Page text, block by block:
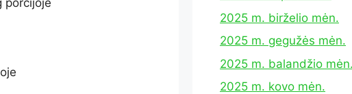
2025 m. birželio mėn.
2025 m. gegužės mėn.
2025 m. balandžio mėn.
2025 m. kovo mėn.